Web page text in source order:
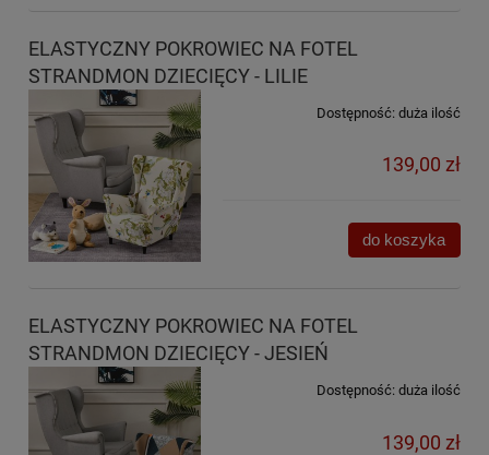
ELASTYCZNY POKROWIEC NA FOTEL
STRANDMON DZIECIĘCY - LILIE
Dostępność: duża ilość
139,00 zł
do koszyka
ELASTYCZNY POKROWIEC NA FOTEL
STRANDMON DZIECIĘCY - JESIEŃ
Dostępność: duża ilość
139,00 zł